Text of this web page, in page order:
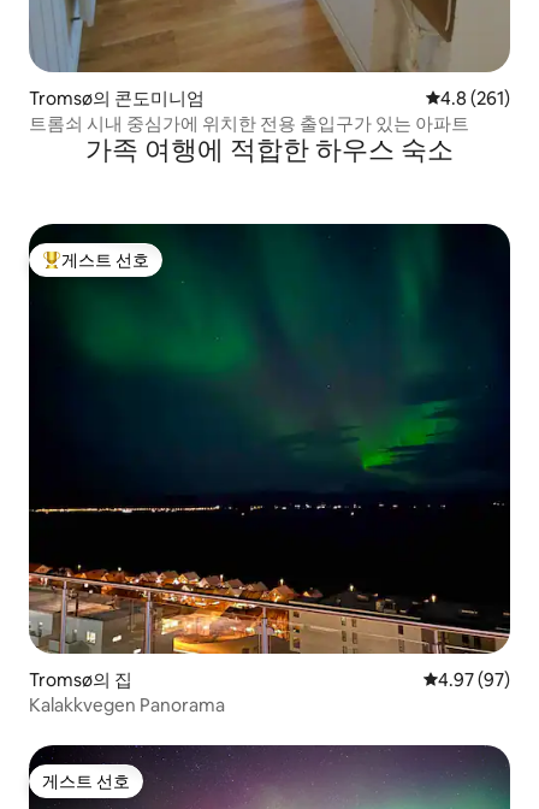
Tromsø의 콘도미니엄 평점 4.8점(5
4.8 (261)
트롬쇠 시내 중심가에 위치한 전용 출입구가 있는 아파트
가족 여행에 적합한 하우스 숙소
상위 게스트 선호
게스트 선호
Tromsø의 집 평점 4.97점(5
4.97 (97)
Kalakkvegen Panorama
게스트 선호
게스트 선호